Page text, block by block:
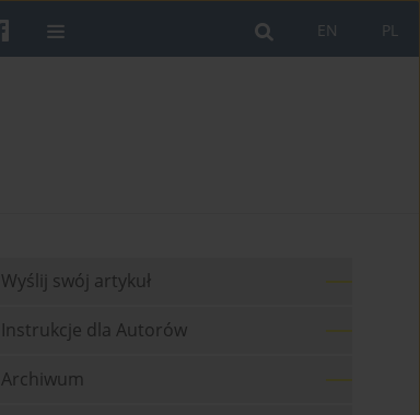
PL
EN
Wyślij swój artykuł
Instrukcje dla Autorów
Archiwum